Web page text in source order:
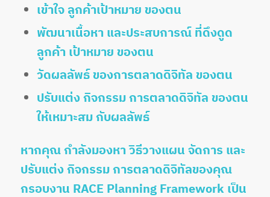
เข้าใจ ลูกค้าเป้าหมาย ของตน
พัฒนาเนื้อหา และประสบการณ์ ที่ดึงดูด
ลูกค้า เป้าหมาย ของตน
วัดผลลัพธ์ ของการตลาดดิจิทัล ของตน
ปรับแต่ง กิจกรรม การตลาดดิจิทัล ของตน
ให้เหมาะสม กับผลลัพธ์
หากคุณ กำลังมองหา วิธีวางแผน จัดการ และ
ปรับแต่ง กิจกรรม การตลาดดิจิทัลของคุณ
กรอบงาน RACE Planning Framework เป็น